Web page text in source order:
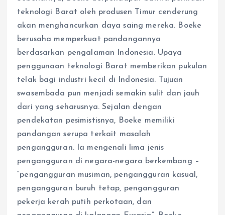
teknologi Barat oleh produsen Timur cenderung
akan menghancurkan daya saing mereka. Boeke
berusaha memperkuat pandangannya
berdasarkan pengalaman Indonesia. Upaya
penggunaan teknologi Barat memberikan pukulan
telak bagi industri kecil di Indonesia. Tujuan
swasembada pun menjadi semakin sulit dan jauh
dari yang seharusnya. Sejalan dengan
pendekatan pesimistisnya, Boeke memiliki
pandangan serupa terkait masalah
pengangguran. Ia mengenali lima jenis
pengangguran di negara-negara berkembang –
“pengangguran musiman, pengangguran kasual,
pengangguran buruh tetap, pengangguran
pekerja kerah putih perkotaan, dan